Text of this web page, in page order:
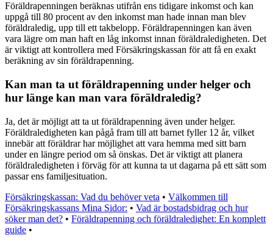
Föräldrapenningen beräknas utifrån ens tidigare inkomst och kan
uppgå till 80 procent av den inkomst man hade innan man blev
föräldraledig, upp till ett takbelopp. Föräldrapenningen kan även
vara lägre om man haft en låg inkomst innan föräldraledigheten. Det
är viktigt att kontrollera med Försäkringskassan för att få en exakt
beräkning av sin föräldrapenning.
Kan man ta ut föräldrapenning under helger och
hur länge kan man vara föräldraledig?
Ja, det är möjligt att ta ut föräldrapenning även under helger.
Föräldraledigheten kan pågå fram till att barnet fyller 12 år, vilket
innebär att föräldrar har möjlighet att vara hemma med sitt barn
under en längre period om så önskas. Det är viktigt att planera
föräldraledigheten i förväg för att kunna ta ut dagarna på ett sätt som
passar ens familjesituation.
Försäkringskassan: Vad du behöver veta • Välkommen till
Försäkringskassans Mina Sidor: • Vad är bostadsbidrag och hur
söker man det? • Föräldrapenning och föräldraledighet: En komplett
guide •